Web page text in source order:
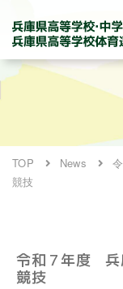
TOP News
競技
令和７年度 兵
競技